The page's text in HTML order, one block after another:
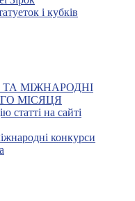
і кубків
ТА МІЖНАРОДНІ
МІСЯЦЯ
статті на сайті
конкурси